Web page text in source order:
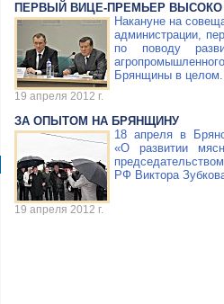
ПЕРВЫЙ ВИЦЕ-ПРЕМЬЕР
Накануне на
администрации,
по поводу
Брянщины в целом.
19 апреля 2012 г.
ЗА ОПЫТОМ НА БРЯНЩИНУ
18 апреля в
«О развитии
РФ Виктора
19 апреля 2012 г.